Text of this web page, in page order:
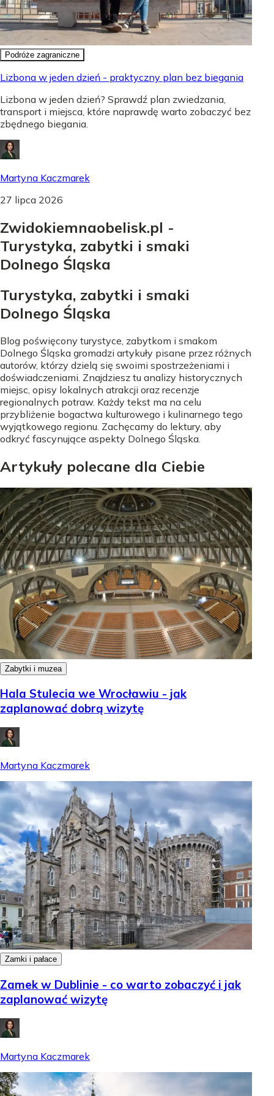
Podróże zagraniczne
Lizbona w jeden dzień - praktyczny plan bez biegania
Lizbona w jeden dzień? Sprawdź plan zwiedzania,
transport i miejsca, które naprawdę warto zobaczyć bez
zbędnego biegania.
Martyna Kaczmarek
27 lipca 2026
Zwidokiemnaobelisk.pl -
Turystyka, zabytki i smaki
Dolnego Śląska
Turystyka, zabytki i smaki
Dolnego Śląska
Blog poświęcony turystyce, zabytkom i smakom
Dolnego Śląska gromadzi artykuły pisane przez różnych
autorów, którzy dzielą się swoimi spostrzeżeniami i
doświadczeniami. Znajdziesz tu analizy historycznych
miejsc, opisy lokalnych atrakcji oraz recenzje
regionalnych potraw. Każdy tekst ma na celu
przybliżenie bogactwa kulturowego i kulinarnego tego
wyjątkowego regionu. Zachęcamy do lektury, aby
odkryć fascynujące aspekty Dolnego Śląska.
Artykuły polecane dla Ciebie
Zabytki i muzea
Hala Stulecia we Wrocławiu - jak
zaplanować dobrą wizytę
Martyna Kaczmarek
Zamki i pałace
Zamek w Dublinie - co warto zobaczyć i jak
zaplanować wizytę
Martyna Kaczmarek